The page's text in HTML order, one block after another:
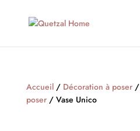
Accueil/ Décoration à poser/
poser/ Vase Unico